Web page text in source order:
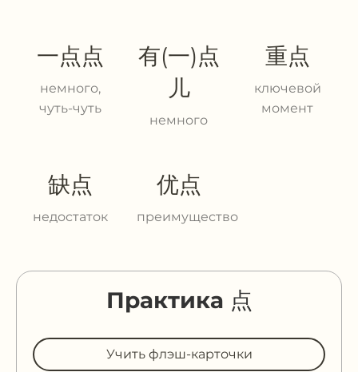
一点点
немного,
чуть-чуть
有(一)点
儿
немного
重点
ключевой
момент
缺点
недостаток
优点
преимущество
Практика 点
Учить флэш-карточки